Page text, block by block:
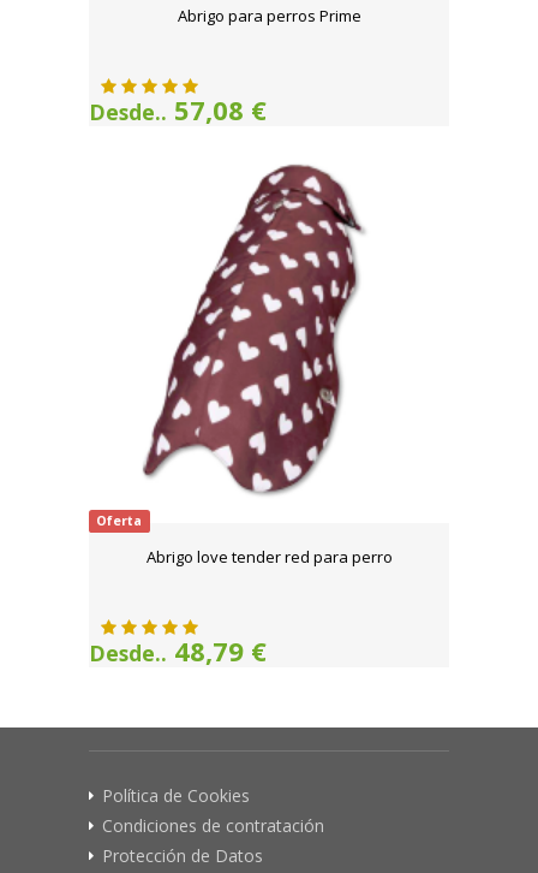
Abrigo para perros Prime
Desde.. 57,08 €
Oferta
Abrigo love tender red para perro
Desde.. 48,79 €
Política de Cookies
Condiciones de contratación
Protección de Datos